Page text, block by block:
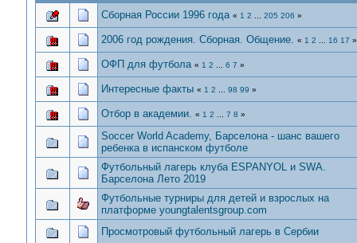
Сборная России 1996 года « 1 2 205 206 »
2006 год рождения. Сборная. Общение. « 1 2 16 17 »
ОФП для футбола « 1 2 6 7 »
Интересные факты « 1 2 98 99 »
Отбор в академии. « 1 2 7 8 »
Soccer World Academy, Барселона - шанс вашего
ребенка в испанском футболе
Футбольный лагерь клуба ESPANYOL и SWA.
Барселона Лето 2019
Футбольные турниры для детей и взрослых на
платформе youngtalentsgroup.com
Просмотровый футбольный лагерь в Сербии